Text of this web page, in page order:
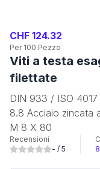
CHF 124.32
Per 100 Pezzo
Viti a testa
filettate
DIN 933 / ISO
8.8 Acciaio zincata
M 8 X 80
Recensioni
- / 5